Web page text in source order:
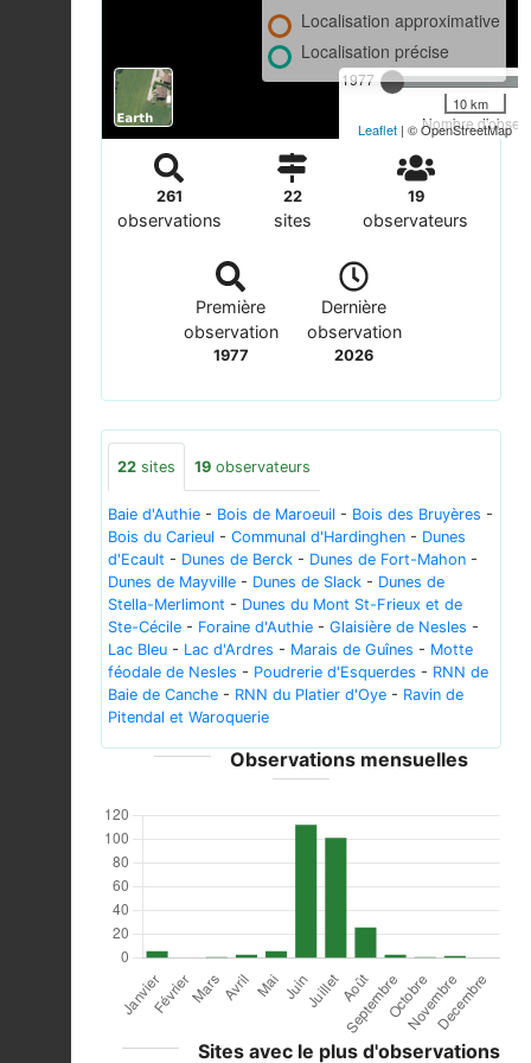
1977
Nombre
Localisation approximative
Localisation précise
10 km
Leaflet | © OpenStreetMap
261
observations
22
sites
19
observateurs
Première
observation
1977
Dernière
observation
2026
22 sites 19 observateurs
Baie d'Authie - Bois de Maroeuil - Bois des Bruyères -
Bois du Carieul - Communal d'Hardinghen - Dunes
d'Ecault - Dunes de Berck - Dunes de Fort-Mahon -
Dunes de Mayville - Dunes de Slack - Dunes de
Stella-Merlimont - Dunes du Mont St-Frieux et de
Ste-Cécile - Foraine d'Authie - Glaisière de Nesles -
Lac Bleu - Lac d'Ardres - Marais de Guînes - Motte
féodale de Nesles - Poudrerie d'Esquerdes - RNN de
Baie de Canche - RNN du Platier d'Oye - Ravin de
Pitendal et Waroquerie
Observations mensuelles
Sites avec le plus d'observations